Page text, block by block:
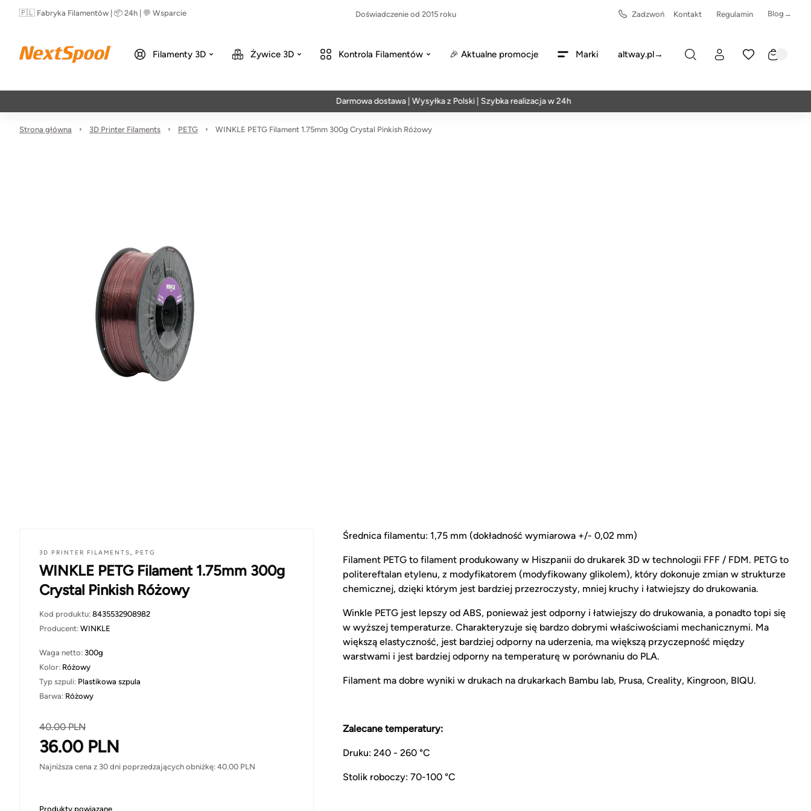
🇵🇱 Fabryka Filamentów | 📦 24h | 💬 Wsparcie Doświadczenie od 2015 roku Zadzwoń Kontakt Regulamin Blog→
Filamenty 3D Żywice 3D Kontrola Filamentów 🎉 Aktualne promocje Marki altway.pl→
Darmowa dostawa | Wysyłka z Polski | Szybka realizacja w 24h
Strona główna 3D Printer Filaments PETG WINKLE PETG Filament 1.75mm 300g Crystal Pinkish Różowy
3D PRINTER FILAMENTS, PETG
WINKLE PETG Filament 1.75mm 300g
Crystal Pinkish Różowy
Kod produktu: 8435532908982
Producent: WINKLE
Waga netto: 300g
Kolor: Różowy
Typ szpuli: Plastikowa szpula
Barwa: Różowy
40.00PLN
36.00 PLN
Najniższa cena z 30 dni poprzedzających obniżkę: 40.00 PLN
Produkty powiązane
Średnica filamentu: 1,75 mm (dokładność wymiarowa +/- 0,02 mm)
Filament PETG to filament produkowany w Hiszpanii do drukarek 3D w technologii FFF / FDM. PETG to
politereftalan etylenu, z modyfikatorem (modyfikowany glikolem), który dokonuje zmian w strukturze
chemicznej, dzięki którym jest bardziej przezroczysty, mniej kruchy i łatwiejszy do drukowania.
Winkle PETG jest lepszy od ABS, ponieważ jest odporny i łatwiejszy do drukowania, a ponadto topi się
w wyższej temperaturze. Charakteryzuje się bardzo dobrymi właściwościami mechanicznymi. Ma
większą elastyczność, jest bardziej odporny na uderzenia, ma większą przyczepność między
warstwami i jest bardziej odporny na temperaturę w porównaniu do PLA.
Filament ma dobre wyniki w drukach na drukarkach Bambu lab, Prusa, Creality, Kingroon, BIQU.
Zalecane temperatury:
Druku: 240 - 260 °C
Stolik roboczy: 70-100 °C